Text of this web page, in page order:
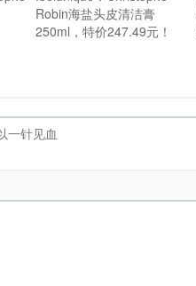
Robin海盐头皮清洁膏
250ml，特价247.49元！